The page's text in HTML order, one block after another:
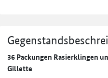
36 Packungen Rasierklingen
Gillette